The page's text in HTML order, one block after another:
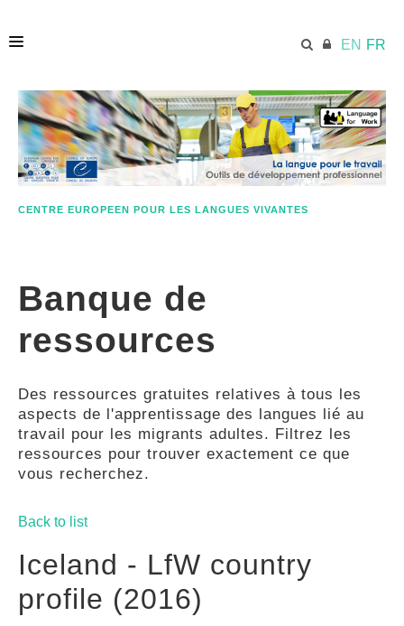
EN FR
ACCUEIL
ECML.AT
COMPÉTENCES
GUIDES
COMMUNAUTÉ
GALLERY
CENTRE EUROPEEN POUR LES LANGUES VIVANTES
Banque de
ressources
Des ressources gratuites relatives à tous les
aspects de l'apprentissage des langues lié au
travail pour les migrants adultes. Filtrez les
ressources pour trouver exactement ce que
vous recherchez.
Back to list
Iceland - LfW country
profile (2016)